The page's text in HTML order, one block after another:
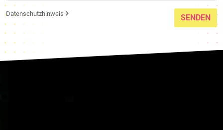
Datenschutzhinweis SENDEN